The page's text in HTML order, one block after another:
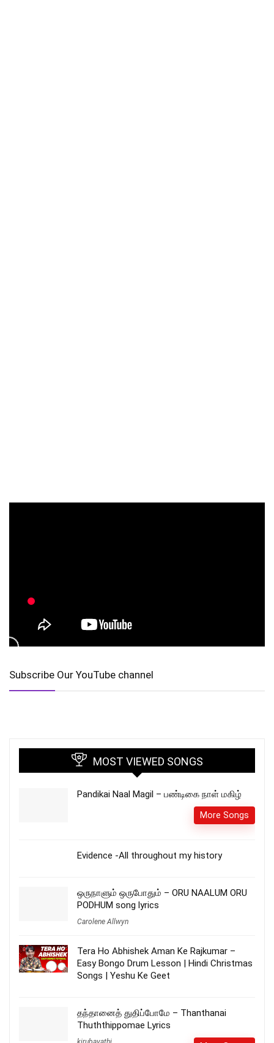
Subscribe Our YouTube channel
MOST VIEWED SONGS
Pandikai Naal Magil – பண்டிகை நாள் மகிழ்
More Songs
Evidence -All throughout my history
ஒருநாளும் ஒருபோதும் – ORU NAALUM ORU
PODHUM song lyrics
Carolene Allwyn
Tera Ho Abhishek Aman Ke Rajkumar –
Easy Bongo Drum Lesson | Hindi Christmas
Songs | Yeshu Ke Geet
தந்தானைத் துதிப்போமே – Thanthanai
Thuththippomae Lyrics